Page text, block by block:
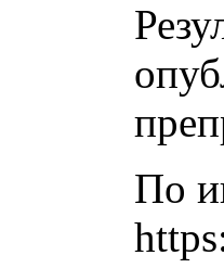
По